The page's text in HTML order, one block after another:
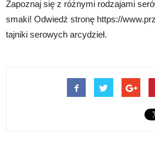
Zapoznaj się z różnymi rodzajami
smaki! Odwiedź stronę https://
tajniki serowych arcydzieł.